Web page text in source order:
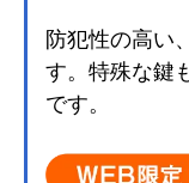
防犯性の高い
す。特殊な鍵
です。